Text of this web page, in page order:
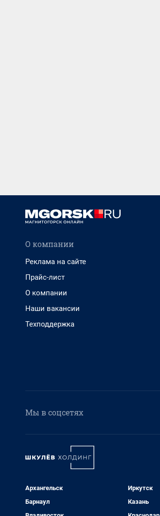
О компании
Реклама на сайте
Прайс-лист
О компании
Наши вакансии
Техподдержка
Мы в соцсетях
Архангельск
Барнаул
Иркутск
Казань